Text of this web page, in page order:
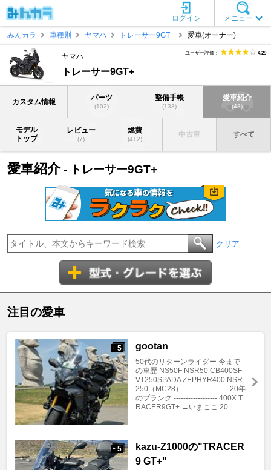
メニュー
ログイン
みんカラ
車種別 ヤマハ トレーサー9GT+ 愛車(オーナー)
ヤマハ
トレーサー9GT+
ユーザー評価： 4.29
カスタム情報 パーツ
(102)
整備手帳
(133)
愛車紹介
(48)
モデル
トップ
レビュー
(7)
燃費
(412)
中古車 すべて
愛車紹介- トレーサー9GT+
クリア
注目の愛車
+ 5 gootan
50代のリターンライダー 今まで
の車歴 NS50F NSR50 CB400SF
VT250SPADA ZEPHYR400 NSR
250（MC28） ------------------ 20年
のブランク ------------------ 400X T
RACER9GT+ ←いまここ 20 ...
+ 5
kazu-Z1000の"TRACER
9 GT+"